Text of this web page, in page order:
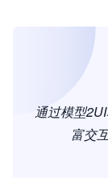
通过模型
富交